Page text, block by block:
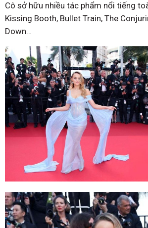
Cô sở hữu nhiều tác phẩm nổi tiếng
Kissing Booth, Bullet Train, The
Down…